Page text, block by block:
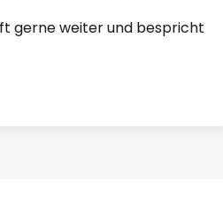
gerne weiter und bespricht